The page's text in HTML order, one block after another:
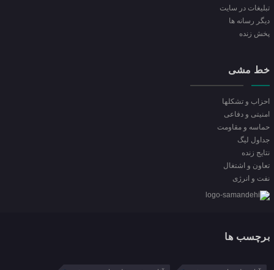
تبلیغات در سایت
ديگر رسانه ها
پخش زنده
خط مشی
احزاب و تشکلها
امنیتی و دفاعی
حماسه و مقاومت
جداول لیگ
نتایج زنده
تعاون و اشتغال
نفت و انرژی
برچسب ها